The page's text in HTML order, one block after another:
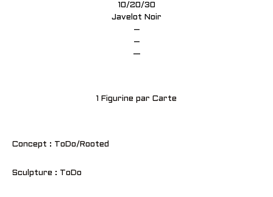
10/20/30
Javelot Noir
–
–
—
1 Figurine par Carte
Concept : ToDo/Rooted
Sculpture : ToDo